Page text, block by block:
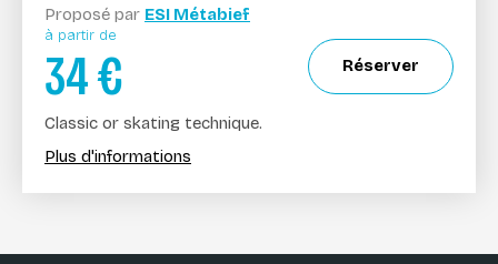
Proposé par ESI Métabief
à partir de
34€ Réserver
Classic or skating technique.
Plus d'informations